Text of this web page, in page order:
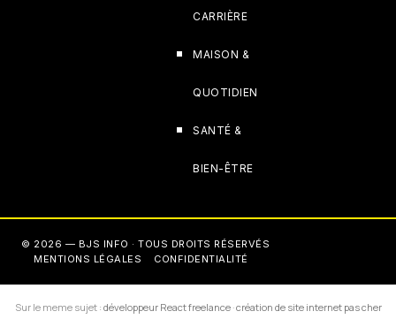
CARRIÈRE
MAISON &
QUOTIDIEN
SANTÉ &
BIEN-ÊTRE
© 2026 — BJS INFO · TOUS DROITS RÉSERVÉS
MENTIONS LÉGALES
CONFIDENTIALITÉ
Sur le meme sujet : développeur React freelance·création de site internet pas cher